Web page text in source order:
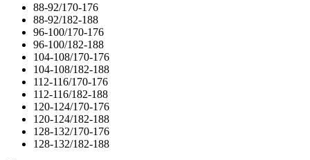
88-92/170-176
88-92/182-188
96-100/170-176
96-100/182-188
104-108/170-176
104-108/182-188
112-116/170-176
112-116/182-188
120-124/170-176
120-124/182-188
128-132/170-176
128-132/182-188